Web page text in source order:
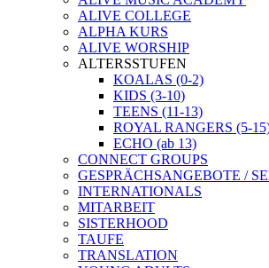
ALIVE COLLEGE
ALPHA KURS
ALIVE WORSHIP
ALTERSSTUFEN
KOALAS (0-2)
KIDS (3-10)
TEENS (11-13)
ROYAL RANGERS (5-
ECHO (ab 13)
CONNECT GROUPS
GESPRÄCHSANGEBOTE /
INTERNATIONALS
MITARBEIT
SISTERHOOD
TAUFE
TRANSLATION